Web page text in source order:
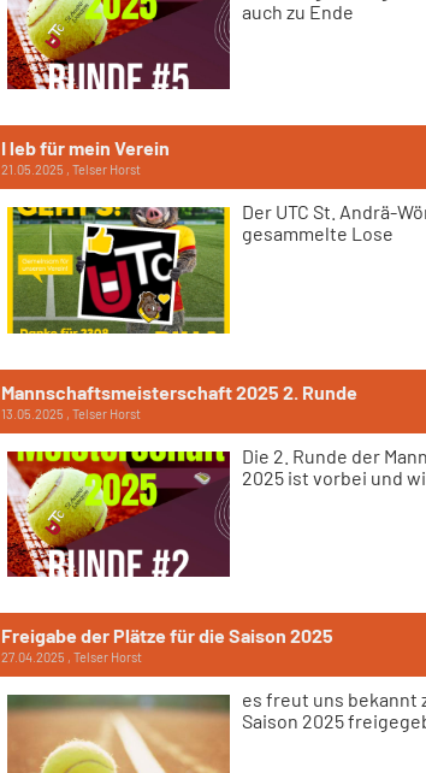
auch zu Ende
I leb für mein Verein
21.05.2025 , Telser Horst
Der UTC St. Andrä-
gesammelte Lose
Mannschaftsmeisterschaft 2025 2. Runde
13.05.2025 , Telser Horst
Die 2. Runde der
2025 ist vorbei und
Freigabe der Plätze für die Saison 2025
27.04.2025 , Telser Horst
es freut uns bekannt
Saison 2025